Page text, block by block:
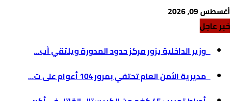
أغسطس 09, 2026
خبر عاجل
وزير الداخلية يزور مركز حدود المدورة ويلتقي أب...
مديرية الأمن العام تحتفي بمرور 104 أعوام على ت...